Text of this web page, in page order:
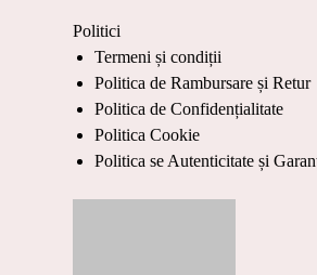
Politici
Termeni și condiții
Politica de Rambursare și Retur
Politica de Confidențialitate
Politica Cookie
Politica se Autenticitate și